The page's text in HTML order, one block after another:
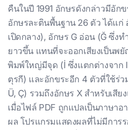
คืนในปี 1991 อักษรดังกล่าวมีอัก
อักษรละตินพื้นฐาน 26 ตัว ได้แก่
เปิดกลาง), อักษร G อ่อน (Ğ ซึ่งท
ยาวขึ้น แทนที่จะออกเสียงเป็นพ
พิมพ์ใหญ่มีจุด (İ ซึ่งแตกต่างจาก
ตุรกี) และอักขระอีก 4 ตัวที่ใช้ร่ว
Ü, Ç) รวมถึงอักษร X สำหรับเสีย
เมื่อไฟล์ PDF ถูกแปลเป็นภาษาอ
ผล โปรแกรมแสดงผลที่ไม่มีการ